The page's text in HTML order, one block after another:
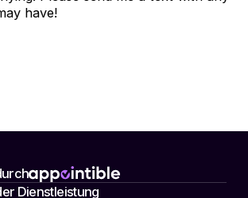
have!
Dienstleistung